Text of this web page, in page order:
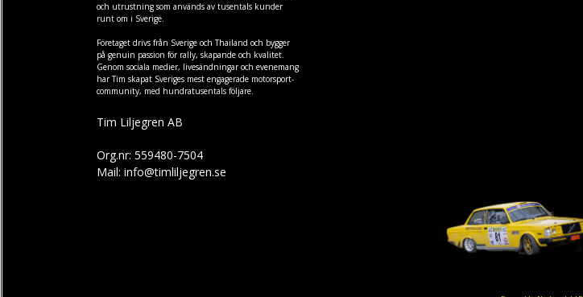
och utrustning som används av tusentals kunder
runt om i Sverige.
Företaget drivs från Sverige och Thailand och bygger
på genuin passion för rally, skapande och kvalitet.
Genom sociala medier, livesändningar och evenemang
har Tim skapat Sveriges mest engagerade motorsport-
community, med hundratusentals följare.
Tim Liljegren AB
Org.nr: 559480-7504
Mail: info@timliljegren.se